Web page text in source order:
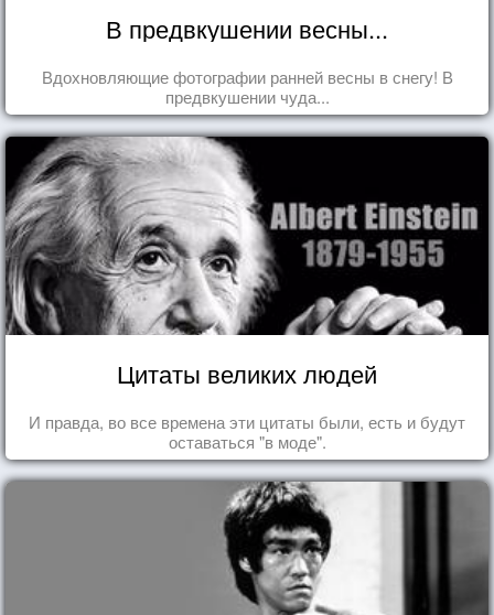
В предвкушении весны...
Вдохновляющие фотографии ранней весны в снегу! В
предвкушении чуда...
Цитаты великих людей
И правда, во все времена эти цитаты были, есть и будут
оставаться "в моде".